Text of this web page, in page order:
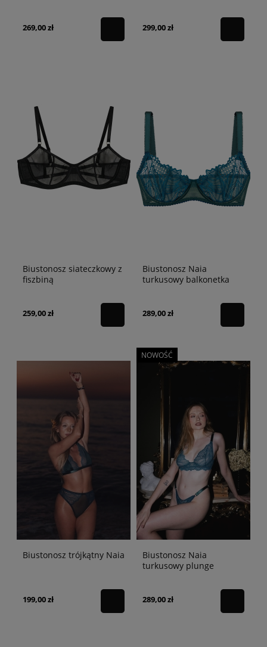
269,00 zł 299,00 zł
Biustonosz siateczkowy z
fiszbiną
259,00 zł
Biustonosz Naia
turkusowy balkonetka
289,00 zł
Biustonosz trójkątny Naia
199,00 zł
Biustonosz Naia
turkusowy plunge
289,00 zł
NOWOŚĆ